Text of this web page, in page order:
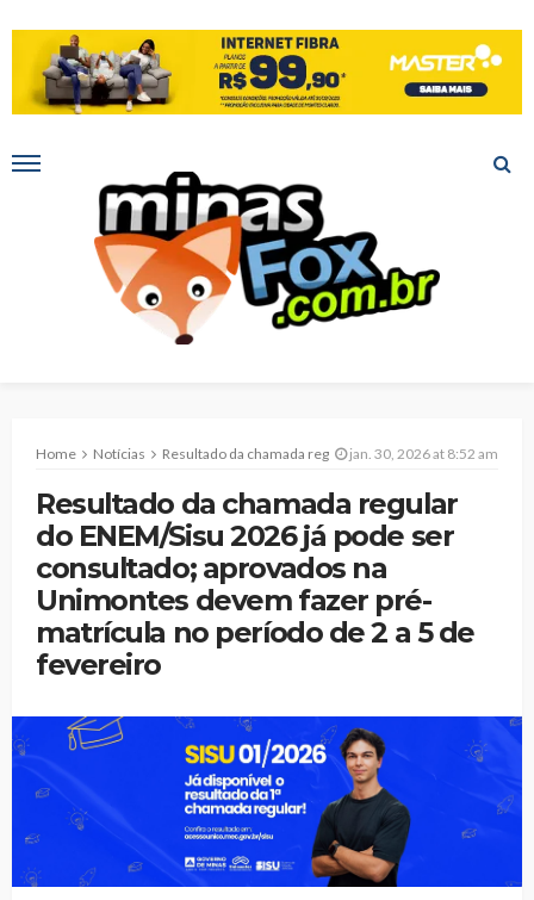
Home Notícias Resultado da chamada regular do ENEM/Sisu 2026 já pode ser consultado; aprovados na Unimontes devem fazer pré-matrícula no período de 2 a 5 de fevereiro
jan. 30, 2026 at 8:52 am
Resultado da chamada regular
do ENEM/Sisu 2026 já pode ser
consultado; aprovados na
Unimontes devem fazer pré-
matrícula no período de 2 a 5 de
fevereiro